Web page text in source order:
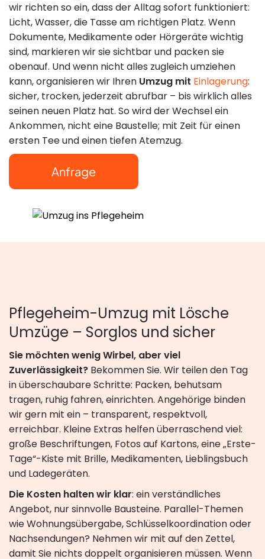
wir richten so ein, dass der Alltag sofort funktioniert:
Licht, Wasser, die Tasse am richtigen Platz. Wenn
Dokumente, Medikamente oder Hörgeräte wichtig
sind, markieren wir sie sichtbar und packen sie
obenauf. Und wenn nicht alles zugleich umziehen
kann, organisieren wir Ihren Umzug mit Einlagerung:
sicher, trocken, jederzeit abrufbar – bis wirklich alles
seinen neuen Platz hat. So wird der Wechsel ein
Ankommen, nicht eine Baustelle; mit Zeit für einen
ersten Tee und einen tiefen Atemzug.
Anfrage
Pflegeheim-Umzug mit Lösche
Umzüge – Sorglos und sicher
Sie möchten wenig Wirbel, aber viel
Zuverlässigkeit? Bekommen Sie. Wir teilen den Tag
in überschaubare Schritte: Packen, behutsam
tragen, ruhig fahren, einrichten. Angehörige binden
wir gern mit ein – transparent, respektvoll,
erreichbar. Kleine Extras helfen überraschend viel:
große Beschriftungen, Fotos auf Kartons, eine „Erste-
Tage“-Kiste mit Brille, Medikamenten, Lieblingsbuch
und Ladegeräten.
Die Kosten halten wir klar: ein verständliches
Angebot, nur sinnvolle Bausteine. Parallel-Themen
wie Wohnungsübergabe, Schlüsselkoordination oder
Nachsendungen? Nehmen wir mit auf den Zettel,
damit Sie nichts doppelt organisieren müssen. Wenn
Mo–So: 8:00–
22:00 Uhr